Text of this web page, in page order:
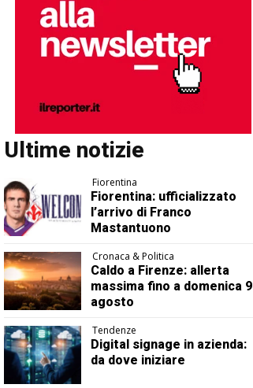
Ultime notizie
Fiorentina
Fiorentina: ufficializzato
l’arrivo di Franco
Mastantuono
Cronaca & Politica
Caldo a Firenze: allerta
massima fino a domenica 9
agosto
Tendenze
Digital signage in azienda:
da dove iniziare